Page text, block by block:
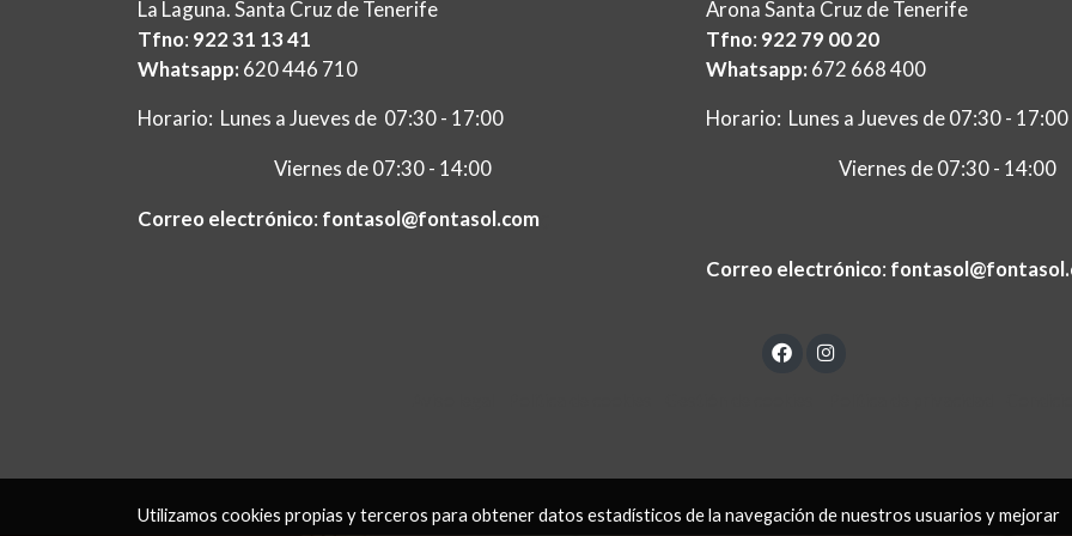
La Laguna. Santa Cruz de Tenerife
Tfno: 922 31 13 41
Whatsapp: 620 446 710
Horario: Lunes a Jueves de 07:30 - 17:00
Viernes de 07:30 - 14:00
Correo electrónico: fontasol@fontasol.comç
Arona Santa Cruz de Tenerife
Tfno: 922 79 00 20
Whatsapp: 672 668 400
Horario: Lunes a Jueves de 07:30 - 17:00
Viernes de 07:30 - 14:00
Correo electrónico:
Utilizamos cookies propias y terceros para obtener datos estadísticos de la navegación de nuestros usuarios y mejorar